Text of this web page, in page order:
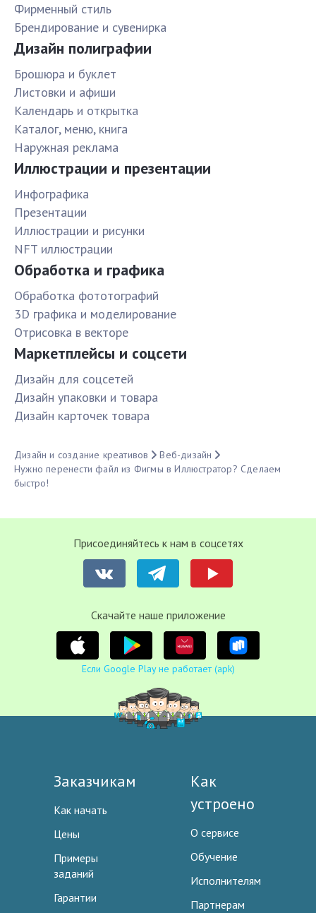
Фирменный стиль
Брендирование и сувенирка
Дизайн полиграфии
Брошюра и буклет
Листовки и афиши
Календарь и открытка
Каталог, меню, книга
Наружная реклама
Иллюстрации и презентации
Инфографика
Презентации
Иллюстрации и рисунки
NFT иллюстрации
Обработка и графика
Обработка фототографий
3D графика и моделирование
Отрисовка в векторе
Маркетплейсы и соцсети
Дизайн для соцсетей
Дизайн упаковки и товара
Дизайн карточек товара
Дизайн и создание креативов
Веб-дизайн
Нужно перенести файл из Фигмы в Иллюстратор? Сделаем
быстро!
Присоединяйтесь к нам в соцсетях
Cкачайте наше приложение
Если Google Play не работает (apk)
Заказчикам
Как начать
Цены
Примеры
заданий
Гарантии
Как
устроено
О сервисе
Обучение
Исполнителям
Партнерам